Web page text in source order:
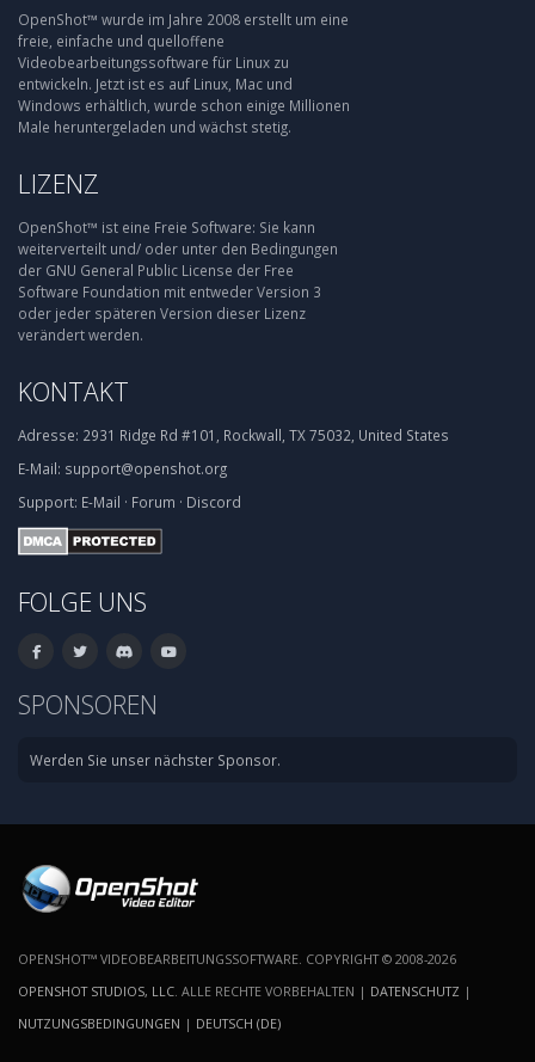
OpenShot™ wurde im Jahre 2008 erstellt um eine
freie, einfache und quelloffene
Videobearbeitungssoftware für Linux zu
entwickeln. Jetzt ist es auf Linux, Mac und
Windows erhältlich, wurde schon einige Millionen
Male heruntergeladen und wächst stetig.
LIZENZ
OpenShot™ ist eine Freie Software: Sie kann
weiterverteilt und/ oder unter den Bedingungen
der GNU General Public License der Free
Software Foundation mit entweder Version 3
oder jeder späteren Version dieser Lizenz
verändert werden.
KONTAKT
Adresse: 2931 Ridge Rd #101, Rockwall, TX 75032, United States
E-Mail: support@openshot.org
Support: E-Mail · Forum · Discord
FOLGE UNS
SPONSOREN
Werden Sie unser nächster Sponsor.
OPENSHOT™ VIDEOBEARBEITUNGSSOFTWARE. COPYRIGHT © 2008-2026
OPENSHOT STUDIOS, LLC . ALLE RECHTE VORBEHALTEN | DATENSCHUTZ |
NUTZUNGSBEDINGUNGEN | DEUTSCH (DE)